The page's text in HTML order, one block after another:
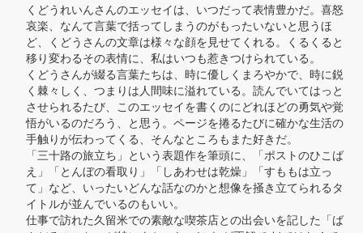
くどうれいんさんのエッセイは、いつだって表情豊かだ。喜怒
哀楽、なんて言葉で括ってしまうのがもったいないと思うほ
ど、くどうさんの文章は様々な顔を見せてくれる。くるくると
移り変わるその表情に、私はいつも惹きつけられている。
くどうさんが綴る言葉たちは、時に優しくまろやかで、時に鋭
く棘々しく、つまりは人間味に溢れている。読んでいてはっと
させられるたび、このエッセイを書くのにどれほどの勇気や覚
悟がいるのだろう、と思う。ページを捲るたびに確かな生活の
手触りが伝わってくる、そんなところもまた好きだ。
「三十路の旅立ち」という表題作を筆頭に、「ポストのひこば
え」「とんぼの看取り」「しあわせは乾燥」「すももは立っ
て」など、いったいどんな話なのかと想像を掻き立てられるタ
イトルが並んでいるのもいい。
仕事で訪れた久留米での素敵な喫茶店との出会いを記した「ば